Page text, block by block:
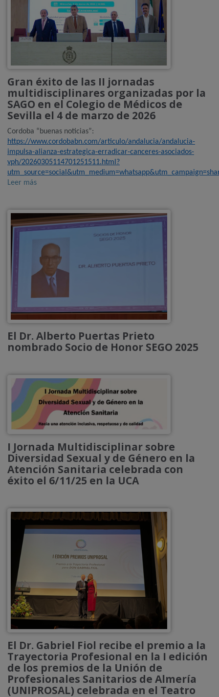
Gran éxito de las II jornadas
multidisciplinares organizadas por la
SAGO en el Colegio de Médicos de
Sevilla el 4 de marzo de 2026
Cordoba “buenas noticias”:
https://www.cordobabn.com/articulo/andalucia/andalucia-
impulsa-alianza-estrategica-erradicar-canceres-asociados-
vph/20260305114701251511.html?
Leer más
El Dr. Alberto Puertas Prieto
nombrado Socio de Honor SEGO 2025
I Jornada Multidisciplinar sobre
Diversidad Sexual y de Género en la
Atención Sanitaria celebrada con
éxito el 6/11/25 en la UCA
El Dr. Gabriel Fiol recibe el premio a la
Trayectoria Profesional en la I edición
de los premios de la Unión de
Profesionales Sanitarios de Almería
(UNIPROSAL) celebrada en el Teatro